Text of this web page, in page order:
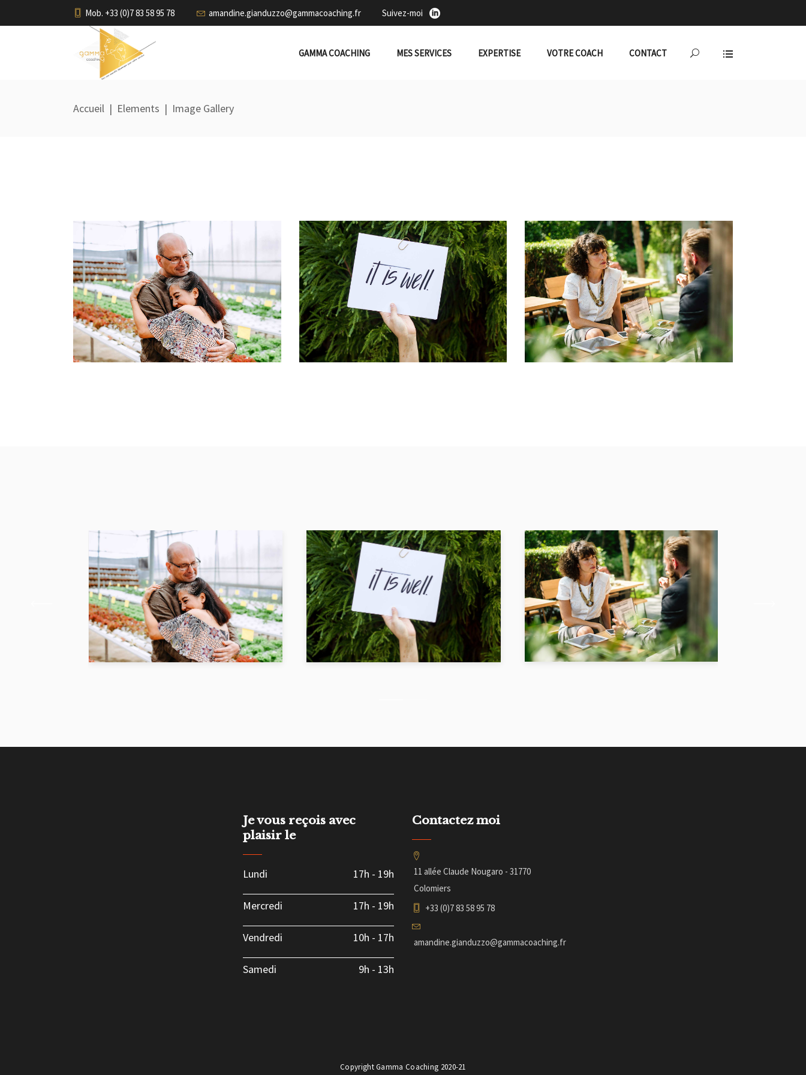
Mob. +33 (0)7 83 58 95 78 amandine.gianduzzo@gammacoaching.fr Suivez-moi
GAMMA COACHING MES SERVICES EXPERTISE VOTRE COACH CONTACT
Accueil | Elements | Image Gallery
Je vous reçois avec
plaisir le
Lundi 17h - 19h
Mercredi 17h - 19h
Vendredi 10h - 17h
Samedi 9h - 13h
Contactez moi
11 allée Claude Nougaro - 31770
Colomiers
+33 (0)7 83 58 95 78
amandine.gianduzzo@gammacoaching.fr
Copyright Gamma Coaching 2020-21